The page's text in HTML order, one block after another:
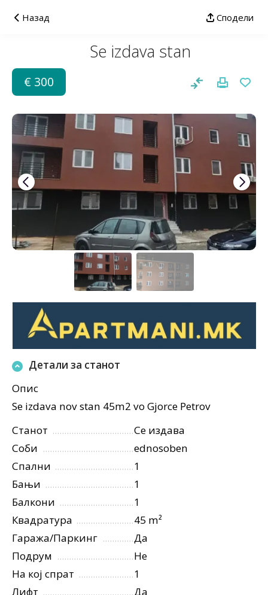
Назад Сподели
Se izdava stan
€ 300
Детали за станот
Опис
Se izdava nov stan 45m2 vo Gjorce Petrov
Станот
Се издава
Соби
ednosoben
Спални
1
Бањи
1
Балкони
1
Квадратура
45 m²
Гаража/Паркинг
Да
Подрум
Не
На кој спрат
1
Лифт
Да